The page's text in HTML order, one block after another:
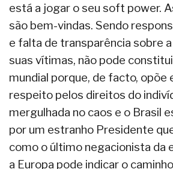
está a jogar o seu soft power.
são bem-vindas. Sendo
e falta de transparência sobre
suas vítimas, não pode
mundial porque, de facto, opõe
respeito pelos direitos do
mergulhada no caos e o Brasil
por um estranho Presidente
como o último negacionista da
a Europa pode indicar o